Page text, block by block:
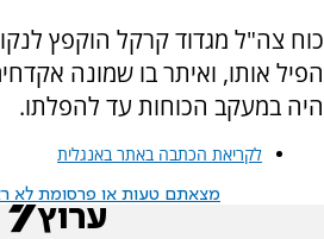
כוח צה"ל מגדוד קרקל הוקפץ
הפיל אותו, ואיתר בו שמונה
היה במעקב הכוחות עד להפלתו.
לקריאת הכתבה באתר באנגלית
מצאתם טעות או פרסומת לא